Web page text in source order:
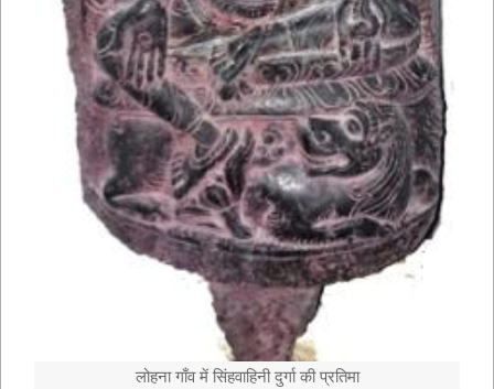
लोहना गाँव में सिंहवाहिनी दुर्गा की प्रतिमा